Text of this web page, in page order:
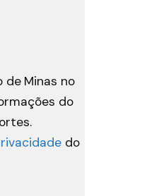
Minas no
do
do